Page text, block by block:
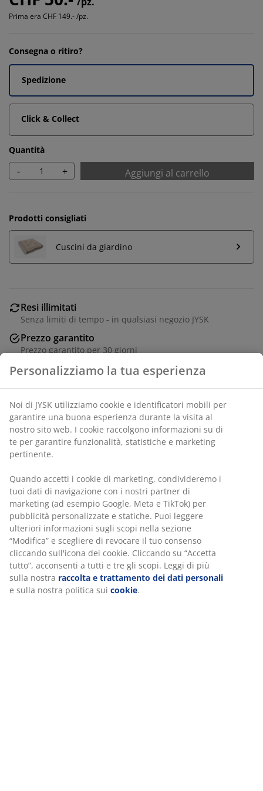
Prima era CHF 149.- /pz.
Consegna o ritiro?
Spedizione
Click & Collect
Quantità
- + Aggiungi al carrello
Prodotti consigliati
Cuscini da giardino
Resi illimitati
Senza limiti di tempo - in qualsiasi negozio JYSK
Prezzo garantito
Prezzo garantito per 30 giorni
Acquista in sicurezza
Metodi di pagamento sicuri e corrieri affidabili
Sedia da giardino in polyrattan con struttura in acciaio
verniciato a polvere. Il polyrattan offre l'aspetto
naturale dell'intreccio in vimini, pur essendo resistente
SKU: 3725150
Istruzioni di montaggio
Specificazioni
Personalizziamo la tua esperienza
Noi di JYSK utilizziamo cookie e identificatori mobili per
garantire una buona esperienza durante la visita al
nostro sito web. I cookie raccolgono informazioni su di
te per garantire funzionalità, statistiche e marketing
pertinente.
Quando accetti i cookie di marketing, condivideremo i
tuoi dati di navigazione con i nostri partner di
marketing (ad esempio Google, Meta e TikTok) per
pubblicità personalizzate e statiche. Puoi leggere
ulteriori informazioni sugli scopi nella sezione
“Modifica” e scegliere di revocare il tuo consenso
cliccando sull'icona dei cookie. Cliccando su “Accetta
tutto”, acconsenti a tutti e tre gli scopi. Leggi di più
sulla nostra raccolta e trattamento dei dati personali
e sulla nostra politica sui cookie.